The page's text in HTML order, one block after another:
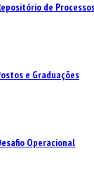
de
e Graduações
Operacional